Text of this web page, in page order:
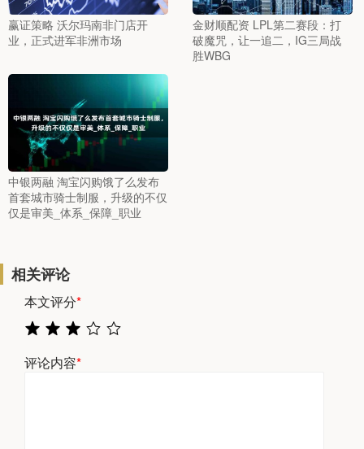
赢证策略 沃尔玛南非门店开
业，正式进军非洲市场
金财顺配资 LPL第二赛段：打
破魔咒，让一追二，IG三局战
胜WBG
中银两融 淘宝闪购饿了么发布
首套城市骑士制服，升级的不仅
仅是审美_体系_保障_职业
相关评论
本文评分*
评论内容*